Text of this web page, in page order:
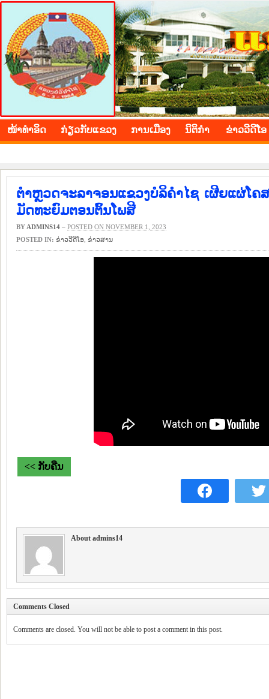
BOLIKHAMXAY PROVINCE
ໜ້າ​ທຳ​ອິດ ​ກ່ຽວ​ກັບ​ແຂວງ ​ການ​ເມືອງ ນິ​ຕິ​ກຳ ຂ່າວ​ວີ​ດີ​ໂອ
ຕຳຫຼວດຈະລາຈອນແຂວງບໍລິຄໍາໄຊ ເຜີຍແຜ່ໂ
ມັດທະຍົມຕອນຕົ້ນໂພສີ
BY ADMINS14 – POSTED ON NOVEMBER 1, 2023
POSTED IN: ຂ່າວ​ວີ​ດີ​ໂອ ​ຂ່າວ​ສານ
<< ກັບຄືນ
About admins14
Comments Closed
Comments are closed. You will not be able to post a comment in this post.